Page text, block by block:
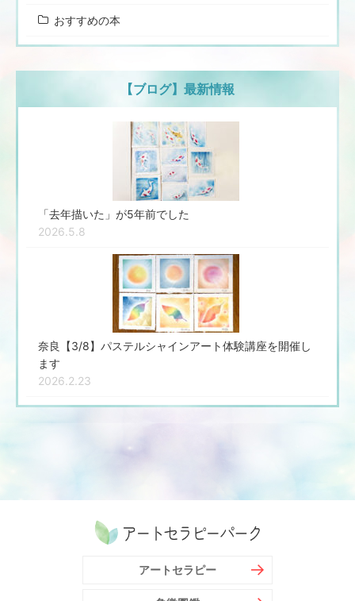
おすすめの本
【ブログ】最新情報
「去年描いた」が5年前でした
2026.5.8
奈良【3/8】パステルシャインアート体験講座を開催し
ます
2026.2.23
アートセラピー